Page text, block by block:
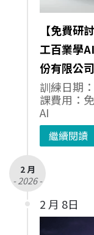
【免費研
工百業學
份有限公司
訓練日期
課費用：
AI
繼續閱讀
2 月
- 2026 -
2 月 8日